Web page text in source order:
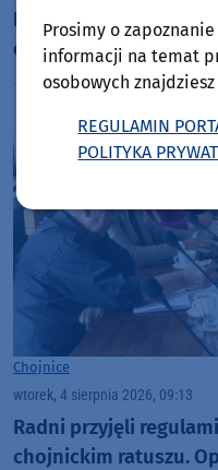
Brusach-Jagliach
czyszczą strzechę na
Chojnice
wtorek, 4 sierpnia 2026, 09:13
Radni przyjęli
chojnickim ratuszu.
Prosimy o
informacji na temat
osobowych
REGULAMIN
POLITYKA